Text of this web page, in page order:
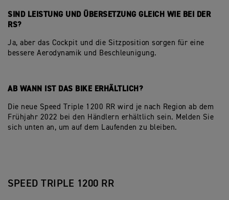
SIND LEISTUNG UND ÜBERSETZUNG GLEICH WIE BEI DER
RS?
Ja, aber das Cockpit und die Sitzposition sorgen für eine
bessere Aerodynamik und Beschleunigung.
AB WANN IST DAS BIKE ERHÄLTLICH?
Die neue Speed Triple 1200 RR wird je nach Region ab dem
Frühjahr 2022 bei den Händlern erhältlich sein. Melden Sie
sich unten an, um auf dem Laufenden zu bleiben.
SPEED TRIPLE 1200 RR